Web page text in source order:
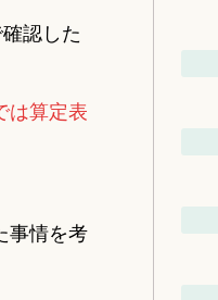
認した
は算定表
事情を考